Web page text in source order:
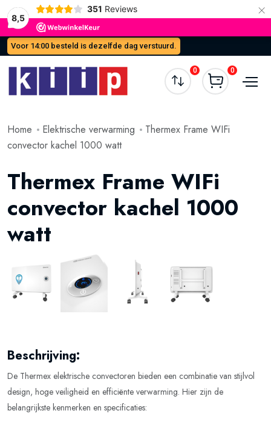
8,5
351 Reviews ×
Voor 14:00 besteld is dezelfde dag verstuurd.
0 0
Home Elektrische verwarming
Thermex Frame WIFi
convector kachel 1000 watt
Thermex Frame WIFi
convector kachel 1000
watt
Beschrijving:
De Thermex elektrische convectoren bieden een combinatie van stijlvol
design, hoge veiligheid en efficiënte verwarming. Hier zijn de
belangrijkste kenmerken en specificaties: